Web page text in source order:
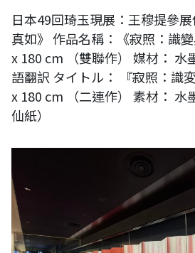
日本49回琦玉現展：王穆提參
真如》 作品名稱：《寂照：識
x 180 cm （雙聯作） 媒材： 水
語翻訳 タイトル： 『寂照：識
x 180 cm （二連作） 素材： 水
仙紙）